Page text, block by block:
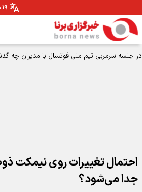
۱۹ مرداد ۱۴۰۵
در جلسه سرمربی تیم ملی فوتسال با مدیران چه
احتمال تغییرات روی نیمکت
جدا می‌شود؟